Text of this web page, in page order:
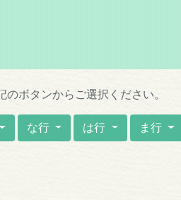
ボタンからご選択ください。
な行 は行 ま行